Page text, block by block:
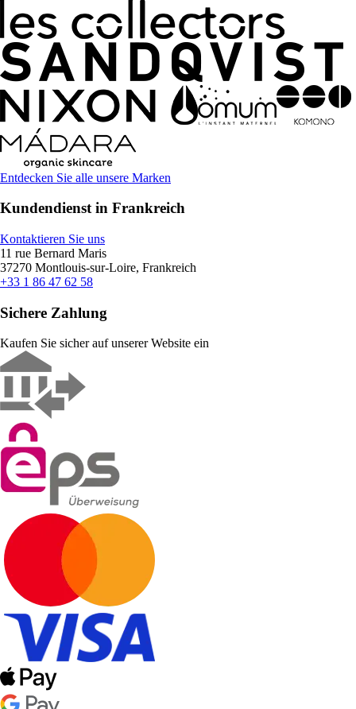
Entdecken Sie alle unsere Marken
Kundendienst in Frankreich
Kontaktieren Sie uns
11 rue Bernard Maris
37270 Montlouis-sur-Loire, Frankreich
+33 1 86 47 62 58
Sichere Zahlung
Kaufen Sie sicher auf unserer Website ein